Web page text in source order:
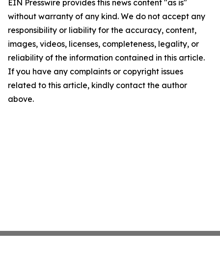
EIN Presswire provides this news content "as is"
without warranty of any kind. We do not accept any
responsibility or liability for the accuracy, content,
images, videos, licenses, completeness, legality, or
reliability of the information contained in this article.
If you have any complaints or copyright issues
related to this article, kindly contact the author
above.